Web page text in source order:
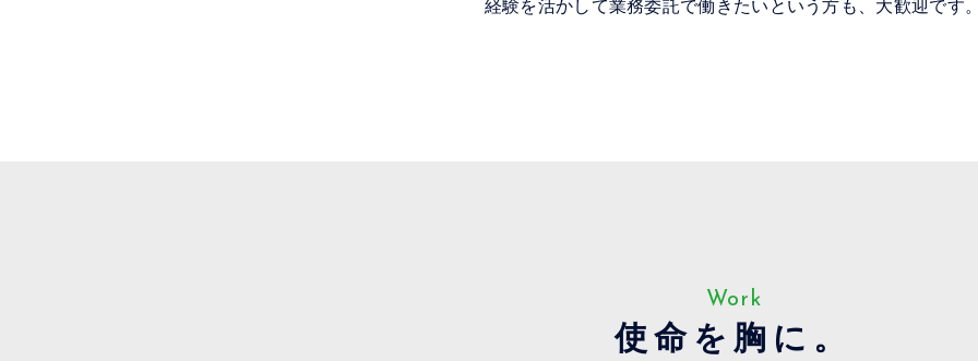
経験を活かして業務委託で働きたいという方も、大歓迎です
Work
使命を胸に。